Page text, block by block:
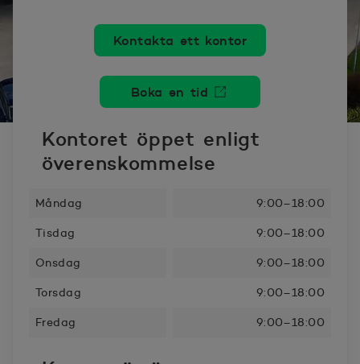
Kontakta ett kontor
Boka en tid
Öppnas i nytt fönster
Kontoret öppet enligt
överenskommelse
Måndag 9:00–18:00
Tisdag 9:00–18:00
Onsdag 9:00–18:00
Torsdag 9:00–18:00
Fredag 9:00–18:00